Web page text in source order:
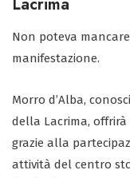
Non poteva
manifestazione.
Morro d’Alba,
della Lacrima,
grazie alla
attività del centro